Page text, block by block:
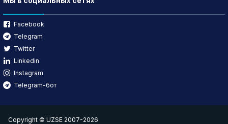
Facebook
Telegram
Twitter
Linkedin
Instagram
Telegram-бот
Copyright © UZSE 2007-2026